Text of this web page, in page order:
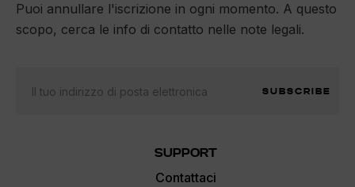
Puoi annullare l'iscrizione in ogni momento. A questo
scopo, cerca le info di contatto nelle note legali.
SUBSCRIBE
SUPPORT
Contattaci